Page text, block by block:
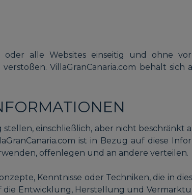
oder alle Websites einseitig und ohne
VillaGranCanaria.com behält
einschließlich, aber nicht beschränkt
ist in Bezug auf diese
offenlegen und an andere verteilen.
Kenntnisse oder Techniken, die in
Entwicklung, Herstellung und